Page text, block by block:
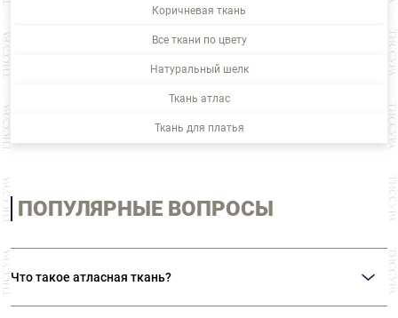
Коричневая ткань
Все ткани по цвету
Натуральный шелк
Ткань атлас
Ткань для платья
ПОПУЛЯРНЫЕ ВОПРОСЫ
Что такое атласная ткань?